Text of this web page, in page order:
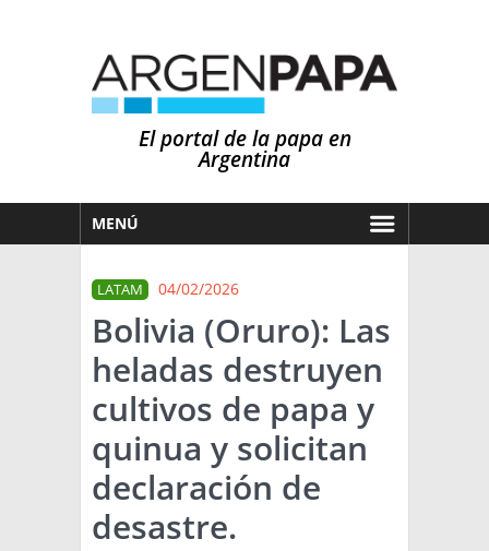
El portal de la papa en
Argentina
MENÚ
MERCADOS
NOTICIAS
EN ESPAÑOL
OTROS IDIOMAS
CLIMA
PRONÓSTICO
LLUVIAS
ARGENTINA
EL MUNDO
TÉCNICA
LATAM 04/02/2026
Bolivia (Oruro): Las
heladas destruyen
cultivos de papa y
quinua y solicitan
declaración de
desastre.